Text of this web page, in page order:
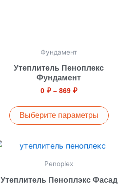
Фундамент
Утеплитель Пеноплекс
Фундамент
0 ₽ – 869 ₽
Выберите параметры
товара.
Penoplex
Утеплитель Пеноплэкс Фасад
Диапазон
цен:
3150 ₽
Этот
имеет
несколько